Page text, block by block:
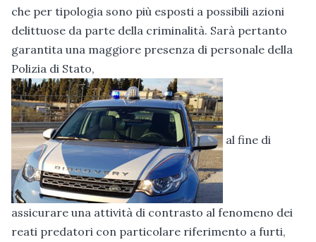
che per tipologia sono più esposti a possibili azioni
delittuose da parte della criminalità. Sarà pertanto
garantita una maggiore presenza di personale della
Polizia di Stato,
al fine di
assicurare una attività di contrasto al fenomeno dei
reati predatori con particolare riferimento a furti,